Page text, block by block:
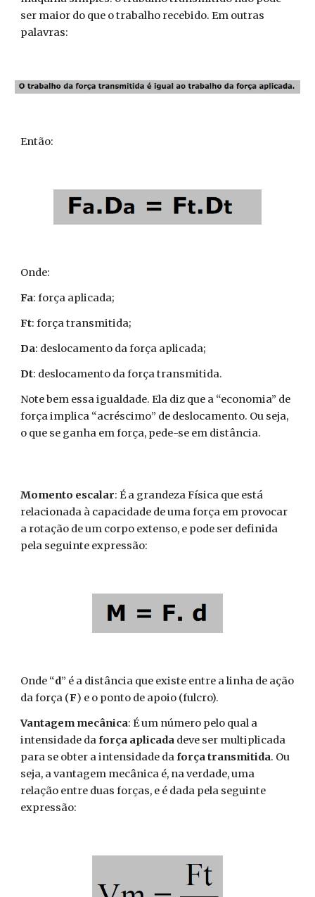
ser maior do que o trabalho recebido. Em outras
palavras:
Então:
Onde:
Fa: força aplicada;
Ft: força transmitida;
Da: deslocamento da força aplicada;
Dt: deslocamento da força transmitida.
Note bem essa igualdade. Ela diz que a “economia” de
força implica “acréscimo” de deslocamento. Ou seja,
o que se ganha em força, pede-se em distância.
Momento escalar: É a grandeza Física que está
relacionada à capacidade de uma força em provocar
a rotação de um corpo extenso, e pode ser definida
pela seguinte expressão:
Onde “d” é a distância que existe entre a linha de ação
da força (F) e o ponto de apoio (fulcro).
Vantagem mecânica: É um número pelo qual a
intensidade daforça aplicada deve ser multiplicada
para se obter a intensidade daforça transmitida. Ou
seja, a vantagem mecânica é, na verdade, uma
relação entre duas forças, e é dada pela seguinte
expressão: